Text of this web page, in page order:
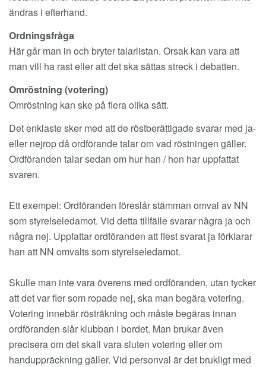
ändras i efterhand.
Ordningsfråga
Här går man in och bryter talarlistan. Orsak kan vara att
man vill ha rast eller att det ska sättas streck i debatten.
Omröstning (votering)
Omröstning kan ske på flera olika sätt.
Det enklaste sker med att de röstberättigade svarar med ja-
eller nejrop då ordförande talar om vad röstningen gäller.
Ordföranden talar sedan om hur han / hon har uppfattat
svaren.
Ett exempel: Ordföranden föreslår stämman omval av NN
som styrelseledamot. Vid detta tillfälle svarar några ja och
några nej. Uppfattar ordföranden att flest svarat ja förklarar
han att NN omvalts som styrelseledamot.
Skulle man inte vara överens med ordföranden, utan tycker
att det var fler som ropade nej, ska man begära votering.
Votering innebär rösträkning och måste begäras innan
ordföranden slår klubban i bordet. Man brukar även
precisera om det skall vara sluten votering eller om
handuppräckning gäller. Vid personval är det brukligt med